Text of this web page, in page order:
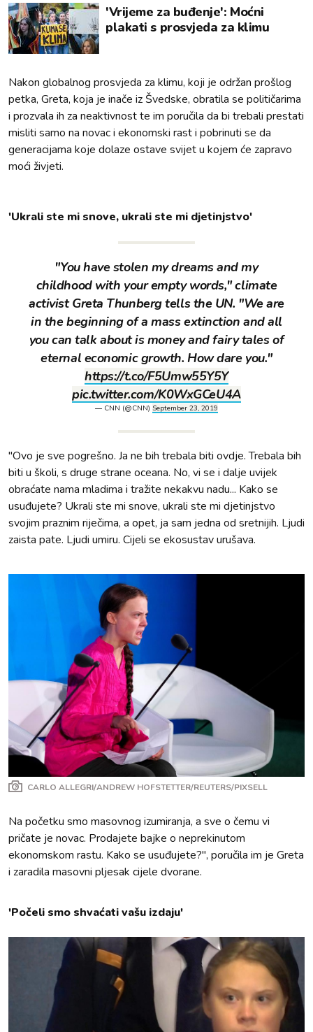
'Vrijeme za buđenje': Moćni
plakati s prosvjeda za klimu
Nakon globalnog prosvjeda za klimu, koji je održan prošlog
petka, Greta, koja je inače iz Švedske, obratila se političarima
i prozvala ih za neaktivnost te im poručila da bi trebali prestati
misliti samo na novac i ekonomski rast i pobrinuti se da
generacijama koje dolaze ostave svijet u kojem će zapravo
moći živjeti.
'Ukrali ste mi snove, ukrali ste mi djetinjstvo'
"You have stolen my dreams and my
childhood with your empty words," climate
activist Greta Thunberg tells the UN. "We are
in the beginning of a mass extinction and all
you can talk about is money and fairy tales of
eternal economic growth. How dare you."
https://t.co/F5Umw55Y5Y
pic.twitter.com/K0WxGCeU4A
— CNN (@CNN) September 23, 2019
"Ovo je sve pogrešno. Ja ne bih trebala biti ovdje. Trebala bih
biti u školi, s druge strane oceana. No, vi se i dalje uvijek
obraćate nama mladima i tražite nekakvu nadu... Kako se
usuđujete? Ukrali ste mi snove, ukrali ste mi djetinjstvo
svojim praznim riječima, a opet, ja sam jedna od sretnijih. Ljudi
zaista pate. Ljudi umiru. Cijeli se ekosustav urušava.
CARLO ALLEGRI/ANDREW HOFSTETTER/REUTERS/PIXSELL
Na početku smo masovnog izumiranja, a sve o čemu vi
pričate je novac. Prodajete bajke o neprekinutom
ekonomskom rastu. Kako se usuđujete?", poručila im je Greta
i zaradila masovni pljesak cijele dvorane.
'Počeli smo shvaćati vašu izdaju'